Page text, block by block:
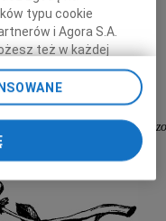
Matki
składają
SUPON Sp. z o.o. w
typu cookie
i Agora S.A.
też w każdej
plików cookie,
Twoimi
poprzez
stopce serwisu i
jest także za
możemy